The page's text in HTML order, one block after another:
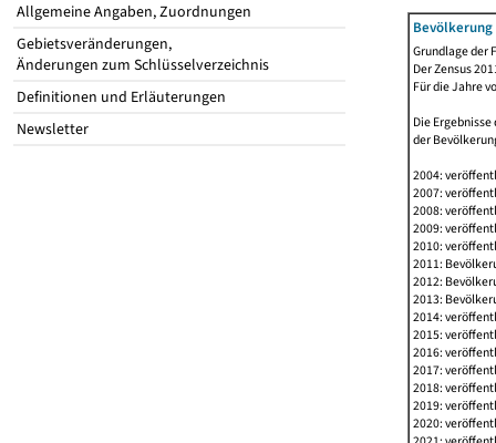
Allgemeine Angaben, Zuordnungen
Gebietsveränderungen,
Änderungen zum Schlüsselverzeichnis
Definitionen und Erläuterungen
Newsletter
Grundlage der
Der Zensus
Für die Jahre
Die
der
2004:
2007:
2008:
2009:
2010:
2011:
2012:
2013:
2014:
2015:
2016:
2017:
2018:
2019:
2020: